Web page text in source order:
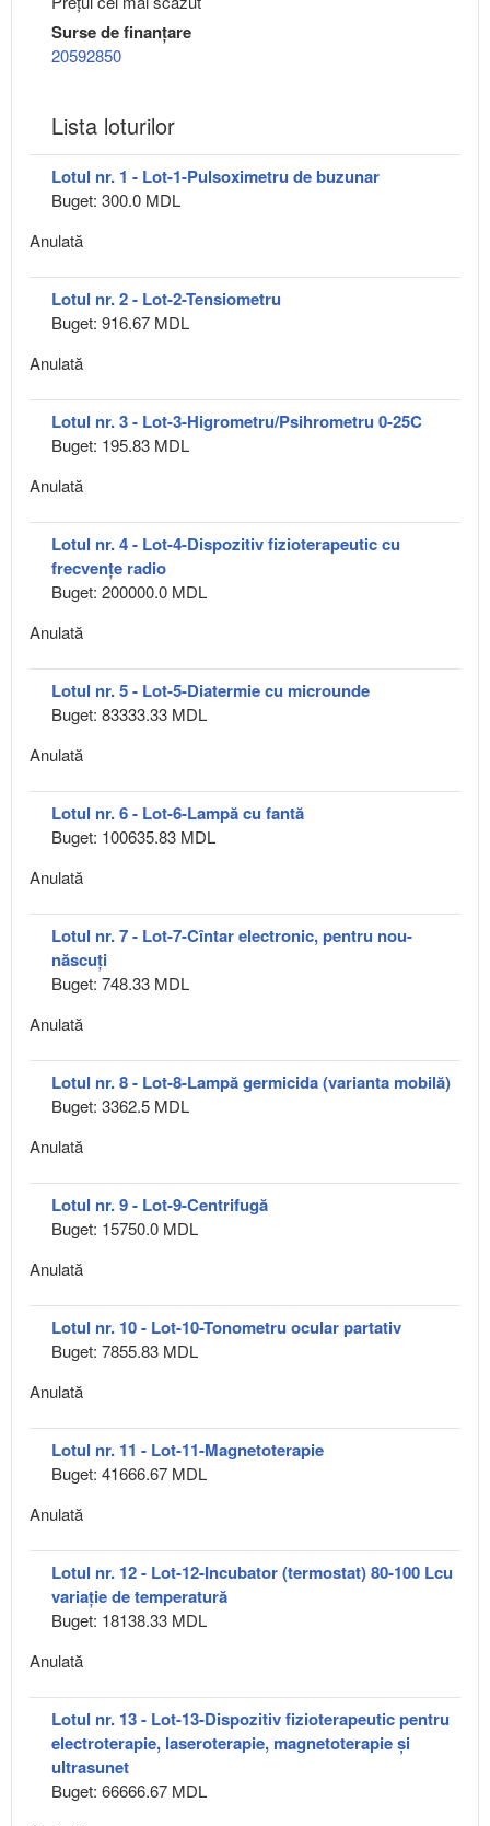
Surse de finanțare
20592850
Lista loturilor
Lotul nr. 1 - Lot-1-Pulsoximetru de buzunar
Buget: 300.0 MDL
Anulată
Lotul nr. 2 - Lot-2-Tensiometru
Buget: 916.67 MDL
Anulată
Lotul nr. 3 - Lot-3-Higrometru/Psihrometru 0-25C
Buget: 195.83 MDL
Anulată
Lotul nr. 4 - Lot-4-Dispozitiv fizioterapeutic cu
frecvențe radio
Buget: 200000.0 MDL
Anulată
Lotul nr. 5 - Lot-5-Diatermie cu microunde
Buget: 83333.33 MDL
Anulată
Lotul nr. 6 - Lot-6-Lampă cu fantă
Buget: 100635.83 MDL
Anulată
Lotul nr. 7 - Lot-7-Cîntar electronic, pentru nou-
născuţi
Buget: 748.33 MDL
Anulată
Lotul nr. 8 - Lot-8-Lampă germicida (varianta mobilă)
Buget: 3362.5 MDL
Anulată
Lotul nr. 9 - Lot-9-Centrifugă
Buget: 15750.0 MDL
Anulată
Lotul nr. 10 - Lot-10-Tonometru ocular partativ
Buget: 7855.83 MDL
Anulată
Lotul nr. 11 - Lot-11-Magnetoterapie
Buget: 41666.67 MDL
Anulată
Lotul nr. 12 - Lot-12-Incubator (termostat) 80-100 Lcu
variație de temperatură
Buget: 18138.33 MDL
Anulată
Lotul nr. 13 - Lot-13-Dispozitiv fizioterapeutic pentru
electroterapie, laseroterapie, magnetoterapie și
ultrasunet
Buget: 66666.67 MDL